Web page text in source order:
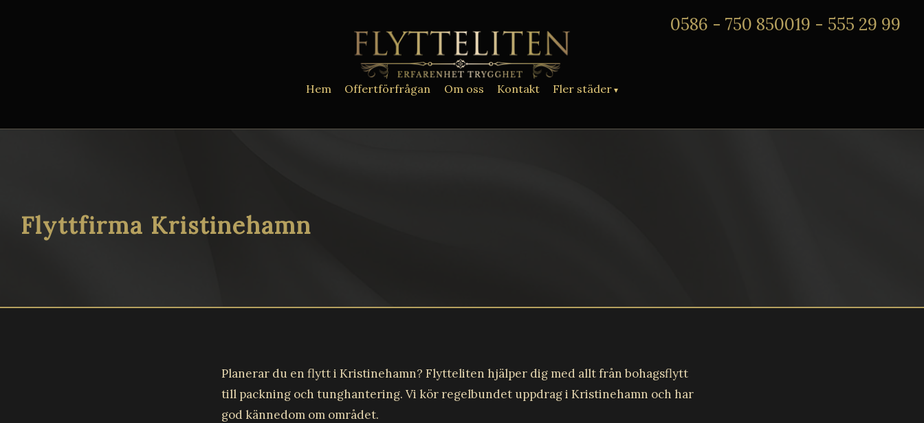
0586 - 750 850019 - 555 29 99
Hem Offertförfrågan Om oss Kontakt Fler städer
Flyttfirma Kristinehamn
Planerar du en flytt i Kristinehamn? Flytteliten hjälper dig med allt från bohagsflytt
till packning och tunghantering. Vi kör regelbundet uppdrag i Kristinehamn och har
god kännedom om området.